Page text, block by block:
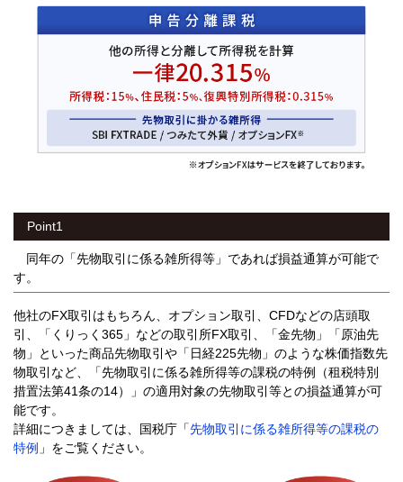
Point1
同年の「先物取引に係る雑所得等」であれば損益通算が可能で
す。
他社のFX取引はもちろん、オプション取引、CFDなどの店頭取
引、「くりっく365」などの取引所FX取引、「金先物」「原油先
物」といった商品先物取引や「日経225先物」のような株価指数先
物取引など、「先物取引に係る雑所得等の課税の特例（租税特別
措置法第41条の14）」の適用対象の先物取引等との損益通算が可
能です。
詳細につきましては、国税庁「先物取引に係る雑所得等の課税の
特例 」をご覧ください。